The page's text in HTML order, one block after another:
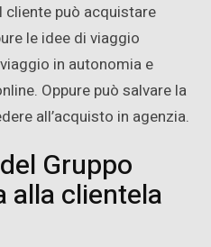
cliente può acquistare
le idee di viaggio
in autonomia e
Oppure può salvare la
all’acquisto in agenzia.
Gruppo
alla clientela